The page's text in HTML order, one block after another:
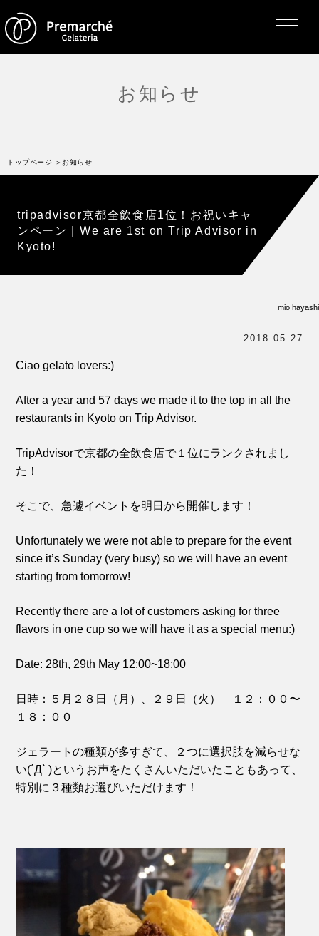
ジェラートについて
フレーバー（メニュー）
アレルゲン一覧
なぜジェラート作りを始めたのか？
プレマルシェジェラテリアについて
譲れないこと、私たちの取り組み
ヴィーガン・ジェラート・マエストロ® 中川やジェラ
テリアスタッフによる話々
お知らせ
トップページ お知らせ
tripadvisor京都全飲食店1位！お祝いキャ
ンペーン｜We are 1st on Trip Advisor in
Kyoto!
mio hayashi
2018.05.27
Ciao gelato lovers:)
After a year and 57 days we made it to the top in all the
restaurants in Kyoto on Trip Advisor.
TripAdvisorで京都の全飲食店で１位にランクされまし
た！
そこで、急遽イベントを明日から開催します！
Unfortunately we were not able to prepare for the event
since it’s Sunday (very busy) so we will have an event
starting from tomorrow!
Recently there are a lot of customers asking for three
flavors in one cup so we will have it as a special menu:)
Date: 28th, 29th May 12:00~18:00
日時：５月２８日（月）、２９日（火） １２：００〜
１８：００
ジェラートの種類が多すぎて、２つに選択肢を減らせな
い(´Д` )というお声をたくさんいただいたこともあって、
特別に３種類お選びいただけます！